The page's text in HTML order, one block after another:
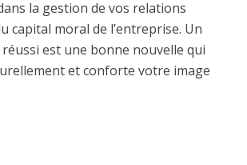
la gestion de vos relations
capital moral de l’entreprise. Un
est une bonne nouvelle qui
et conforte votre image